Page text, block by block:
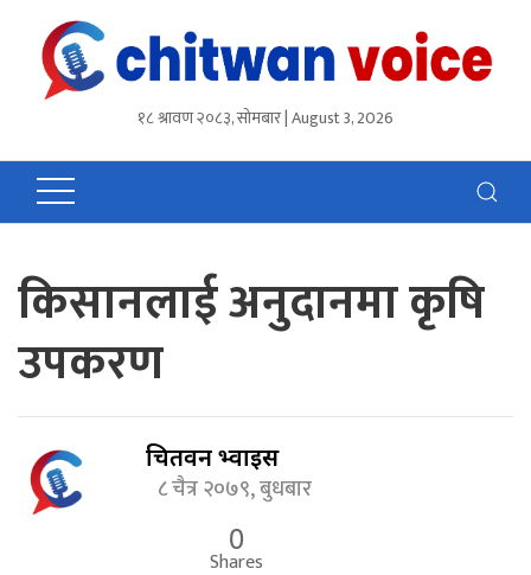
१८ श्रावण २०८३, सोमबार | August 3, 2026
किसानलाई अनुदानमा कृषि
उपकरण
चितवन भ्वाईस
८ चैत्र २०७९, बुधबार
0
Shares